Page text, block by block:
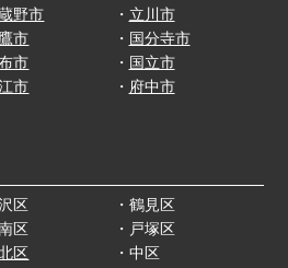
野市
市
市
市
・ 立川市
・ 国分寺市
・ 国立市
・ 府中市
区
区
区
・鶴見区
・戸塚区
・中区